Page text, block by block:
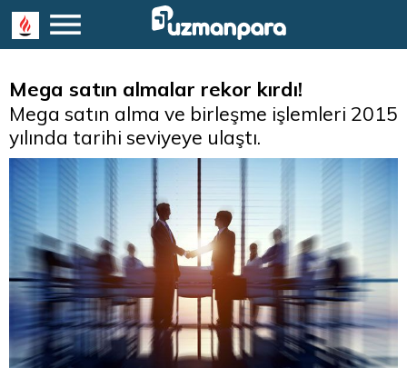
Mega satın almalar rekor kırdı!
Mega satın alma ve birleşme işlemleri 2015
yılında tarihi seviyeye ulaştı.